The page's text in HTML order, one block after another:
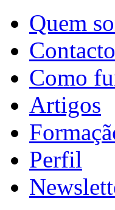
Quem
Como
Artigos
Perfil